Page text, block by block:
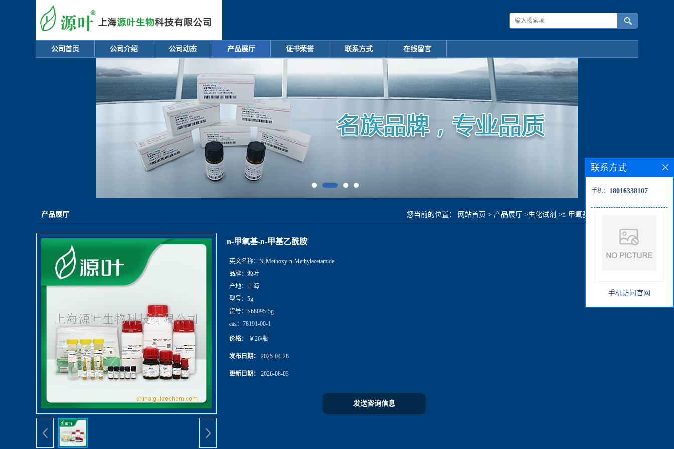
公司首页 公司介绍 公司动态 产品展厅 证书荣誉 联系方式 在线留言
产品展厅 您当前的位置： 网站首页 > 产品展厅 >生化试剂 >n-甲氧基-n-甲基乙酰胺
n-甲氧基-n-甲基乙酰胺
英文名称： N-Methoxy-n-Methylacetamide
品牌： 源叶
产地： 上海
型号： 5g
货号： S68095-5g
cas： 78191-00-1
价格： ￥26/瓶
发布日期： 2025-04-28
更新日期： 2026-08-03
发送咨询信息
联系方式
手机： 18016338107
手机访问官网